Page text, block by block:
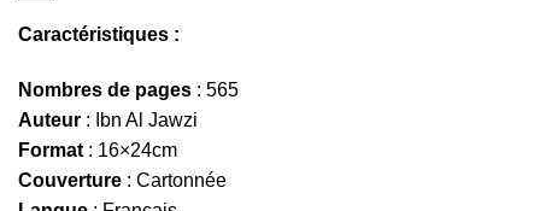
Caractéristiques :
Nombres de pages : 565
Auteur : Ibn Al Jawzi
Format : 16×24cm
Couverture : Cartonnée